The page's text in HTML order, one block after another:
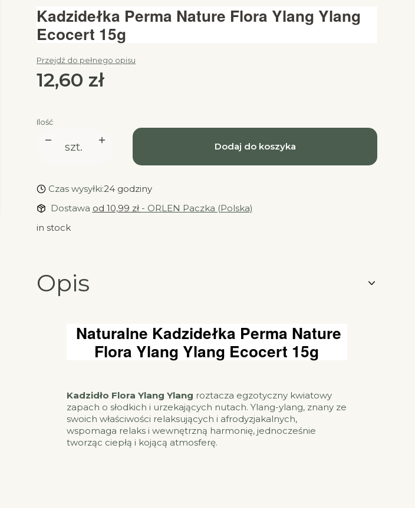
Kadzidełka Perma Nature Flora Ylang Ylang
Ecocert 15g
Przejdź do pełnego opisu
Cena
12,60 zł
Ilość
szt. Dodaj do koszyka
Czas wysyłki:24 godziny
Dostawa od 10,99 zł - ORLEN Paczka (Polska)
in stock
Opis
Naturalne Kadzidełka Perma Nature
Flora Ylang Ylang Ecocert 15g
Kadzidło Flora Ylang Ylang roztacza egzotyczny kwiatowy
zapach o słodkich i urzekających nutach. Ylang-ylang, znany ze
swoich właściwości relaksujących i afrodyzjakalnych,
wspomaga relaks i wewnętrzną harmonię, jednocześnie
tworząc ciepłą i kojącą atmosferę.